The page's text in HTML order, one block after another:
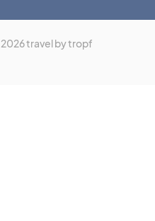
travel by tropf